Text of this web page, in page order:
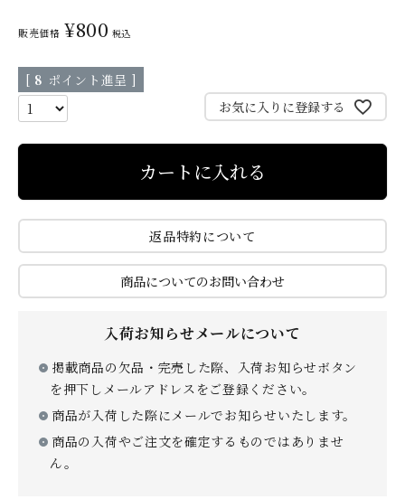
季節の限定商品
贈り物
私たちについて
ご利用ガイド
特定商取引法
販売価格 ¥800 税込
[ 8 ポイント進呈 ]
お気に入りに登録する
カートに入れる
返品特約について
商品についてのお問い合わせ
入荷お知らせメールについて
掲載商品の欠品・完売した際、入荷お知らせボタン
を押下しメールアドレスをご登録ください。
商品が入荷した際にメールでお知らせいたします。
商品の入荷やご注文を確定するものではありませ
ん。